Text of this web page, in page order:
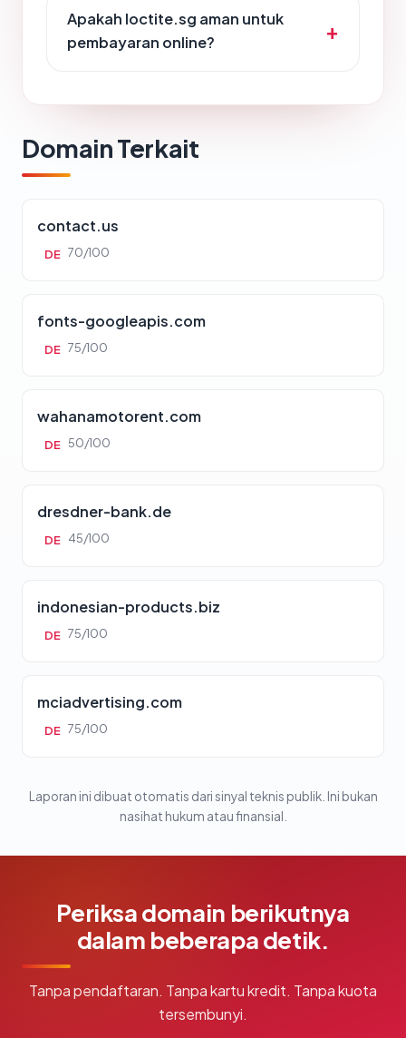
Apakah loctite.sg aman untuk
pembayaran online?
Domain Terkait
contact.us
DE 70/100
fonts-googleapis.com
DE 75/100
wahanamotorent.com
DE 50/100
dresdner-bank.de
DE 45/100
indonesian-products.biz
DE 75/100
mciadvertising.com
DE 75/100
Laporan ini dibuat otomatis dari sinyal teknis publik. Ini bukan
nasihat hukum atau finansial.
Periksa domain berikutnya
dalam beberapa detik.
Tanpa pendaftaran. Tanpa kartu kredit. Tanpa kuota
tersembunyi.